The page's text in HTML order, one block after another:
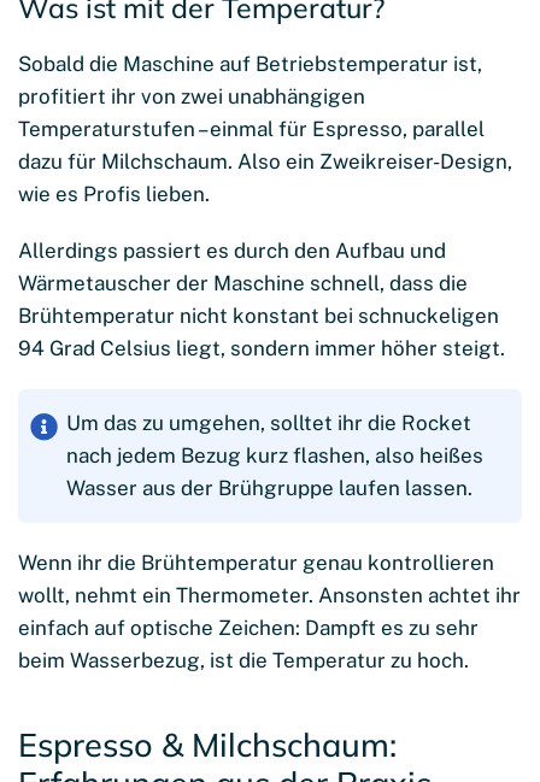
Was ist mit der Temperatur?
Sobald die Maschine auf Betriebstemperatur ist,
profitiert ihr von zwei unabhängigen
Temperaturstufen – einmal für Espresso, parallel
dazu für Milchschaum. Also ein Zweikreiser-Design,
wie es Profis lieben.
Allerdings passiert es durch den Aufbau und
Wärmetauscher der Maschine schnell, dass die
Brühtemperatur nicht konstant bei schnuckeligen
94 Grad Celsius liegt, sondern immer höher steigt.
Um das zu umgehen, solltet ihr die Rocket
nach jedem Bezug kurz flashen, also heißes
Wasser aus der Brühgruppe laufen lassen.
Wenn ihr die Brühtemperatur genau kontrollieren
wollt, nehmt ein Thermometer. Ansonsten achtet ihr
einfach auf optische Zeichen: Dampft es zu sehr
beim Wasserbezug, ist die Temperatur zu hoch.
Espresso & Milchschaum: